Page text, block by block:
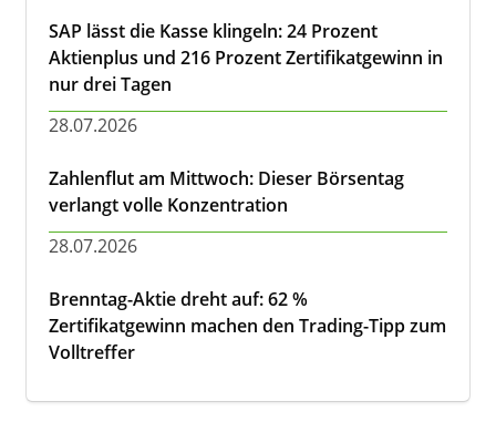
SAP lässt die Kasse klingeln: 24 Prozent
Aktienplus und 216 Prozent Zertifikatgewinn in
nur drei Tagen
28.07.2026
Zahlenflut am Mittwoch: Dieser Börsentag
verlangt volle Konzentration
28.07.2026
Brenntag-Aktie dreht auf: 62 %
Zertifikatgewinn machen den Trading-Tipp zum
Volltreffer